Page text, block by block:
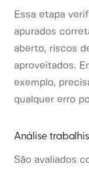
Essa etapa
apurados
aberto, riscos
aproveitados.
exemplo,
qualquer erro
Análise
São avaliados